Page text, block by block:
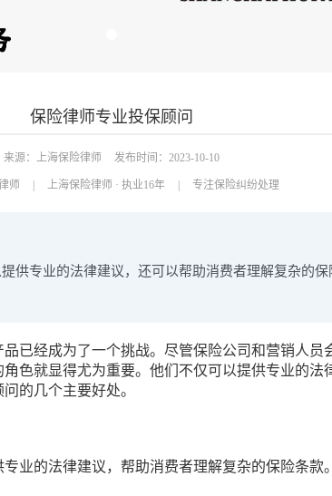
保险律师专业投保顾问
来源：上海保险律师 发布时间：2023-10-10
师 上海保险律师 · 执业16年 专注保险纠纷处理
供专业的法律建议，还可以帮助消费者理解复杂的
已经成为了一个挑战。尽管保险公司和营销人
色就显得尤为重要。他们不仅可以提供专业的
的几个主要好处。
业的法律建议，帮助消费者理解复杂的保险条